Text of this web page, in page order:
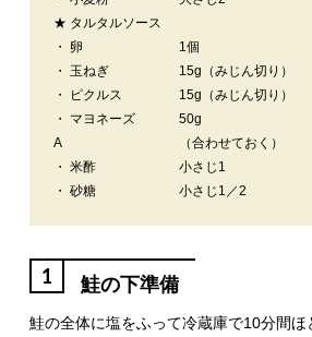
★ タルタルソース
・ 卵
1個
・ 玉ねぎ
15g（みじん切り）
・ ピクルス
15g（みじん切り）
・ マヨネーズ
50g
A
（合わせておく）
・ 米酢
小さじ1
・ 砂糖
小さじ1／2
1 鮭の下準備
鮭の全体に塩をふって冷蔵庫で10分間